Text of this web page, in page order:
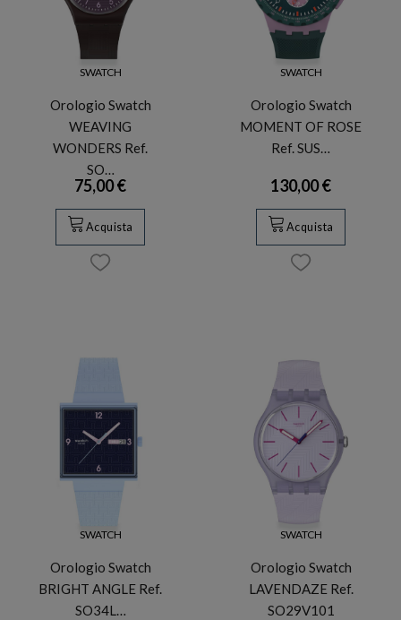
SWATCH
Orologio Swatch
WEAVING
WONDERS Ref.
SO…
75,00 €
Acquista
SWATCH
Orologio Swatch
MOMENT OF ROSE
Ref. SUS…
130,00 €
Acquista
SWATCH
Orologio Swatch
BRIGHT ANGLE Ref.
SO34L…
SWATCH
Orologio Swatch
LAVENDAZE Ref.
SO29V101